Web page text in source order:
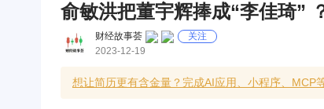
俞敏洪把董宇辉捧成“李佳琦”
财经故事荟
关注
2023-12-19
想让简历更有含金量？完成AI应用、小程序、MCP